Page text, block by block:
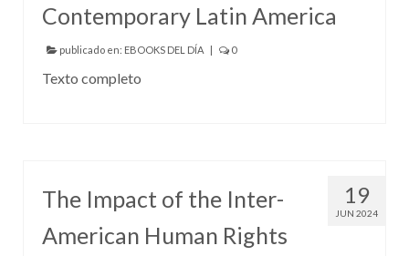
Contemporary Latin America
publicado en: EBOOKS DEL DÍA | 0
Texto completo
19
JUN 2024
The Impact of the Inter-
American Human Rights